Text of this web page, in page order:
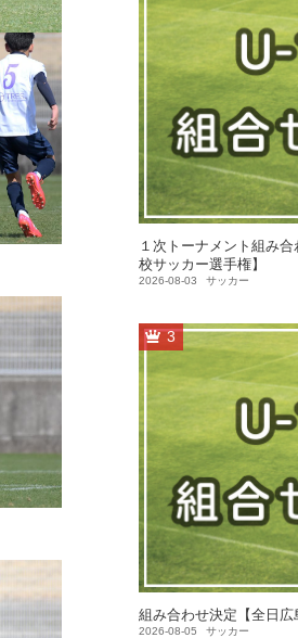
１次トーナメント組み
校サッカー選手権】
2026-08-03 サッカー
3
組み合わせ決定【全日広
2026-08-05 サッカー